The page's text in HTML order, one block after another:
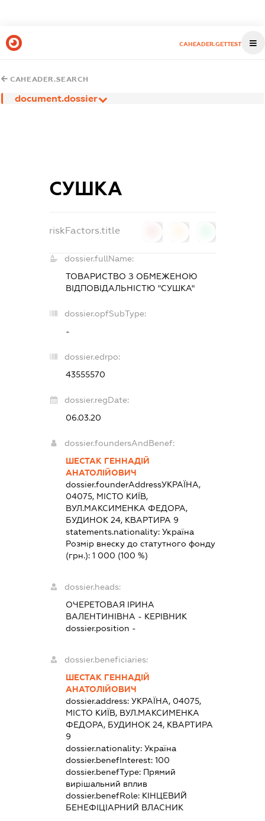
CAHEADER.GETTEST
CAHEADER.SEARCH
document.dossier
СУШКА
riskFactors.title
dossier.fullName:
ТОВАРИСТВО З ОБМЕЖЕНОЮ
ВІДПОВІДАЛЬНІСТЮ "СУШКА"
dossier.opfSubType:
-
dossier.edrpo:
43555570
dossier.regDate:
06.03.20
dossier.foundersAndBenef:
ШЕСТАК ГЕННАДІЙ
АНАТОЛІЙОВИЧ
dossier.founderAddressУКРАЇНА,
04075, МІСТО КИЇВ,
ВУЛ.МАКСИМЕНКА ФЕДОРА,
БУДИНОК 24, КВАРТИРА 9
statements.nationality:Україна
Розмір внеску до статутного фонду
(грн.):1 000 (100 %)
dossier.heads:
ОЧЕРЕТОВАЯ ІРИНА
ВАЛЕНТИНІВНА - КЕРІВНИК
dossier.position -
dossier.beneficiaries:
ШЕСТАК ГЕННАДІЙ
АНАТОЛІЙОВИЧ
dossier.address:УКРАЇНА, 04075,
МІСТО КИЇВ, ВУЛ.МАКСИМЕНКА
ФЕДОРА, БУДИНОК 24, КВАРТИРА
9
dossier.nationality:Україна
dossier.benefInterest:100
dossier.benefType: Прямий
вирішальний вплив
dossier.benefRole: КІНЦЕВИЙ
БЕНЕФІЦІАРНИЙ ВЛАСНИК